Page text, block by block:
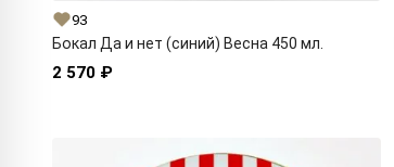
93
Бокал Да и нет (синий) Весна 450 мл.
2 570 ₽